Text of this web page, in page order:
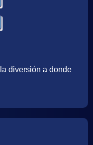
diversión a donde